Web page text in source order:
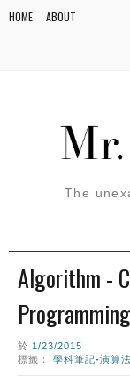
HOME ABOUT
The
Algorithm -
Programming
於 1/23/2015
標籤： 學科筆記-演算法